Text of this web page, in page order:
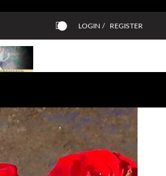
LOGIN / REGISTER